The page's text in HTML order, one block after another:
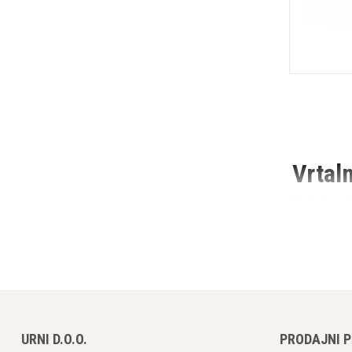
Vrtalni
Obstajajo
URNI D.O.O. PRODAJNI